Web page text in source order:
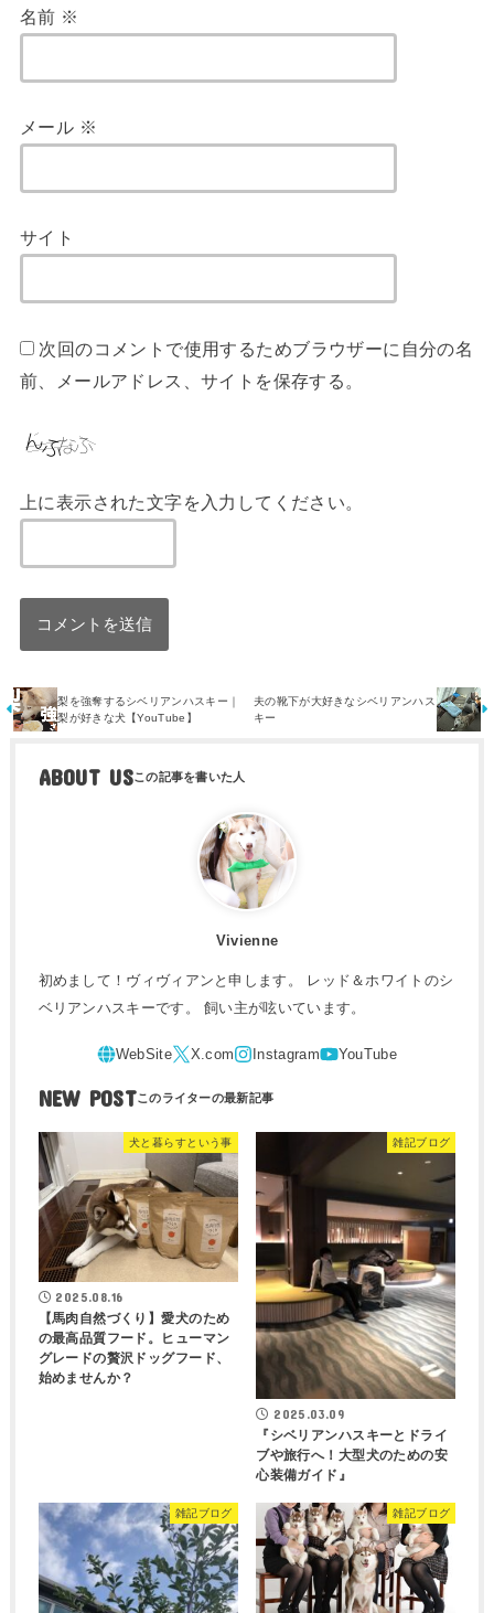
名前 ※
メール ※
サイト
次回のコメントで使用するためブラウザーに自分の名
前、メールアドレス、サイトを保存する。
上に表示された文字を入力してください。
梨を強奪するシベリアンハスキー｜
梨が好きな犬【YouTube】
夫の靴下が大好きなシベリアンハス
キー
ABOUT US
Vivienne
初めまして！ヴィヴィアンと申します。 レッド＆ホワイトのシ
ベリアンハスキーです。 飼い主が呟いています。
NEW POST
犬と暮らすという事
2025.08.16
【馬肉自然づくり】愛犬のため
の最高品質フード。ヒューマン
グレードの贅沢ドッグフード、
始めませんか？
雑記ブログ
2025.03.09
『シベリアンハスキーとドライ
ブや旅行へ！大型犬のための安
心装備ガイド』
雑記ブログ 雑記ブログ